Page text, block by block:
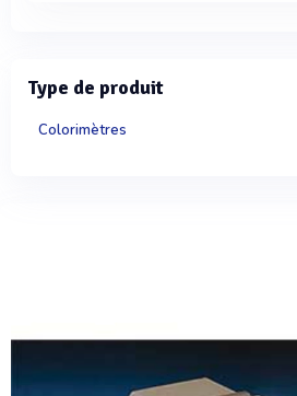
Type de produit
Colorimètres